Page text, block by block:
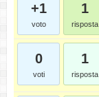
+1
voto
1
risposta
0
voti
1
risposta